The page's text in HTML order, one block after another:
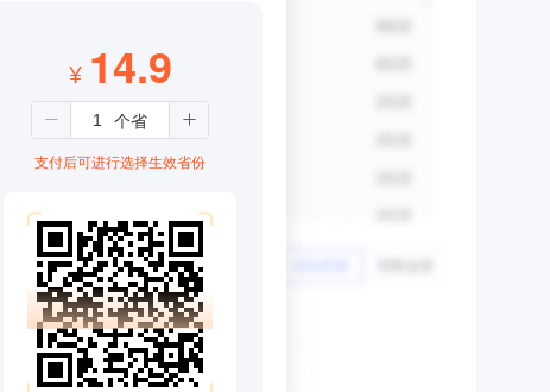
¥ 14.9
支付后可进行选择生效省份